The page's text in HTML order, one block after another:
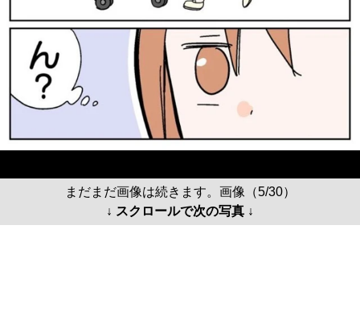
まだまだ画像は続きます。画像（5/30）
↓ スクロールで次の写真 ↓